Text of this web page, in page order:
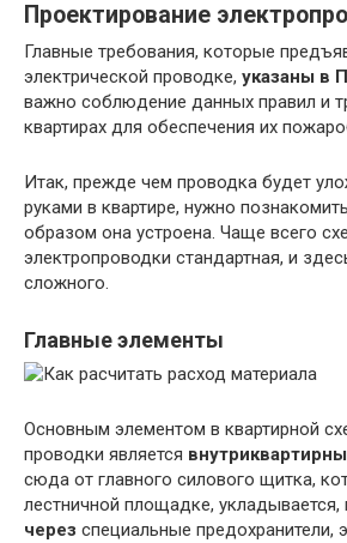
Проектирование
Главные требования, которые
электрической проводке, указаны в
важно соблюдение данных правил и
квартирах для обеспечения их
Итак, прежде чем проводка будет
руками в квартире, нужно
образом она устроена. Чаще всего
электропроводки стандартная, и
сложного.
Главные элементы
Основным элементом в квартирной
проводки является
сюда от главного силового щитка,
лестничной площадке, укладывается,
через специальные предохранители,